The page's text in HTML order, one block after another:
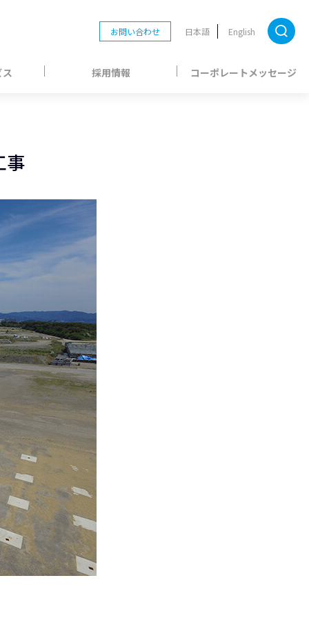
お問い合わせ 日本語 English
採用情報 コーポレートメッセージ
事